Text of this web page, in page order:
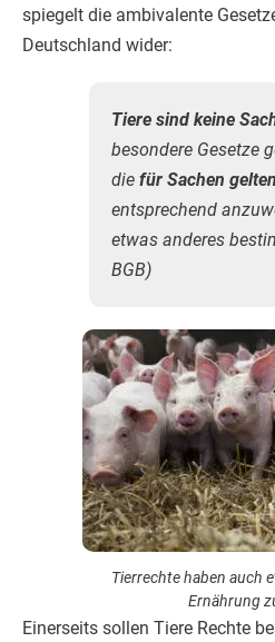
spiegelt die ambivalente
Deutschland wider:
Tiere sind keine
besondere Gesetze
die für Sachen
entsprechend
etwas anderes
BGB)
Tierrechte haben auch
Ernährung
Einerseits sollen Tiere Rechte